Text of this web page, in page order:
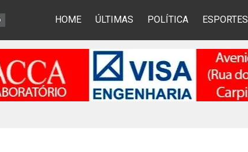
HOME ÚLTIMAS POLÍTICA ESPORTES